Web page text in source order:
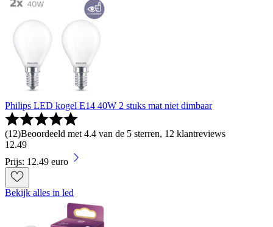
Philips LED kogel E14 40W 2 stuks mat niet dimbaar
(12)Beoordeeld met 4.4 van de 5 sterren, 12 klantreviews
12.49
Prijs: 12.49 euro
Bekijk alles in led